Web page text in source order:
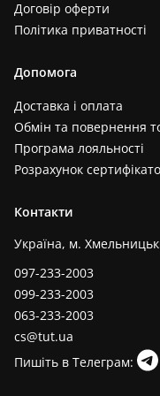
Бежевий+жовтий (1)
Графіт (1)
Темно бежевий (1)
Чорно-мятний (1)
Прозорий+червоний
Фіолетовий+білий (1)
Салатовий+жовтий (1)
Договір оферти
Політика приватності
Допомога
Доставка і оплата
Обмін та повернення
Програма лояльності
Розрахунок
Контакти
Україна, м.
097-233-2003
099-233-2003
063-233-2003
cs@tut.ua
Пишіть в Телеграм: